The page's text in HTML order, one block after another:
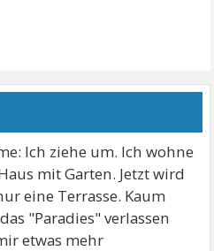
Ich ziehe um. Ich wohne
mit Garten. Jetzt wird
eine Terrasse. Kaum
"Paradies" verlassen
etwas mehr